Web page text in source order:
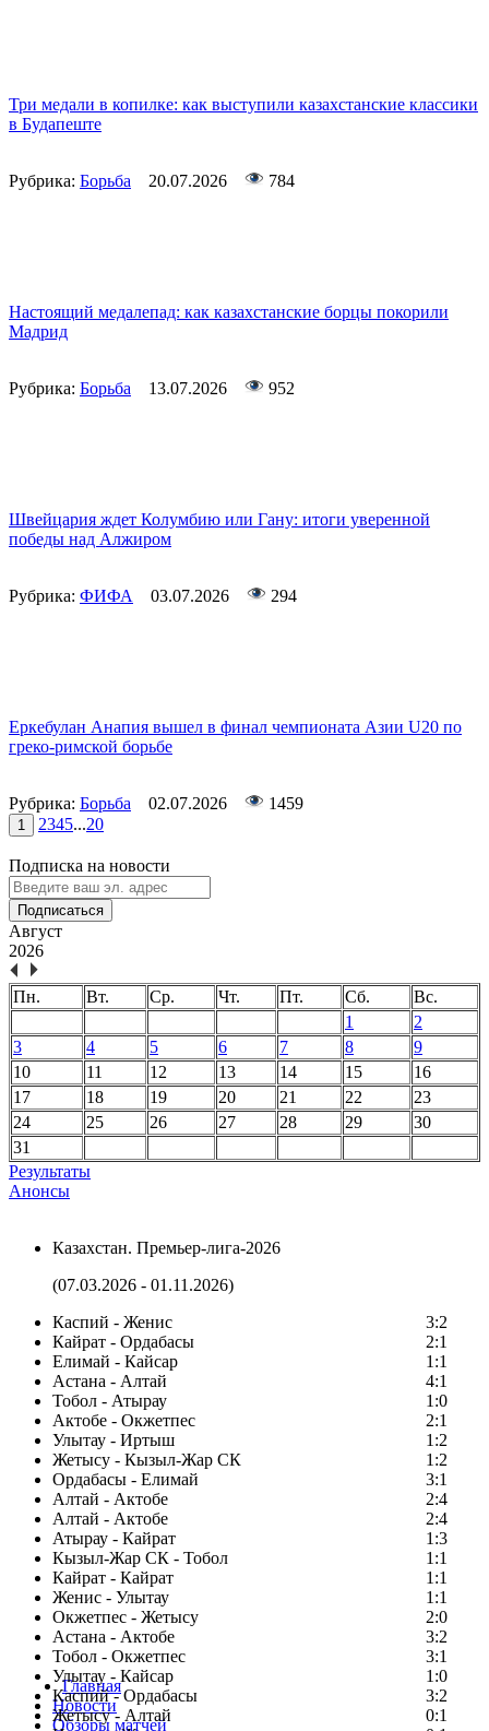
Три медали в копилке: как выступили казахстанские классики
в Будапеште
Рубрика: Борьба 20.07.2026 784
Настоящий медалепад: как казахстанские борцы покорили
Мадрид
Рубрика: Борьба 13.07.2026 952
Швейцария ждет Колумбию или Гану: итоги уверенной
победы над Алжиром
Рубрика: ФИФА 03.07.2026 294
Еркебулан Анапия вышел в финал чемпионата Азии U20 по
греко-римской борьбе
Рубрика: Борьба 02.07.2026 1459
1 2345...20
Подписка на новости
Подписаться
Август
2026
Пн. Вт. Ср. Чт. Пт. Сб.
Вс.
1
2
3
4 5 6 7 8
9
10
11 12 13 14 15
16
17
18 19 20 21 22
23
24
25 26 27 28 29
30
31
Результаты
Анонсы
Казахстан. Премьер-лига-2026
(07.03.2026 - 01.11.2026)
Каспий - Женис
3:2
Кайрат - Ордабасы
2:1
Елимай - Кайсар
1:1
Астана - Алтай
4:1
Тобол - Атырау
1:0
Актобе - Окжетпес
2:1
Улытау - Иртыш
1:2
Жетысу - Кызыл-Жар СК
1:2
Ордабасы - Елимай
3:1
Алтай - Актобе
2:4
Алтай - Актобе
2:4
Атырау - Кайрат
1:3
Кызыл-Жар СК - Тобол
1:1
Кайрат - Кайрат
1:1
Женис - Улытау
1:1
Окжетпес - Жетысу
2:0
Астана - Актобе
3:2
Тобол - Окжетпес
3:1
Улытау - Кайсар
1:0
Каспий - Ордабасы
3:2
Жетысу - Алтай
0:1
Главная
Новости
Обзоры матчей